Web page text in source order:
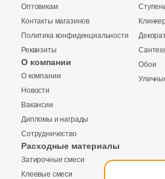
Купить в 1 клик
Количество
Заявка на бесплатный
Обратная связь
Оптовикам
Контакты магазинов
Политика конфиденциальности
Реквизиты
О компании
О компании
Новости
Вакансии
Дипломы и награды
Сотрудничество
Расходные материалы
Затирочные смеси
Клеевые смеси
Обои